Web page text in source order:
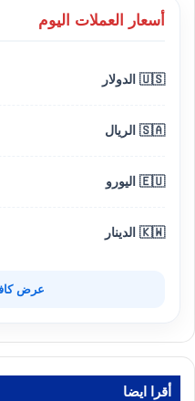
أسعار العملات اليوم
🇺🇸 الدولار
🇸🇦 الريال
🇪🇺 اليورو
🇰🇼 الدينار
عرض
أقرا ايضا